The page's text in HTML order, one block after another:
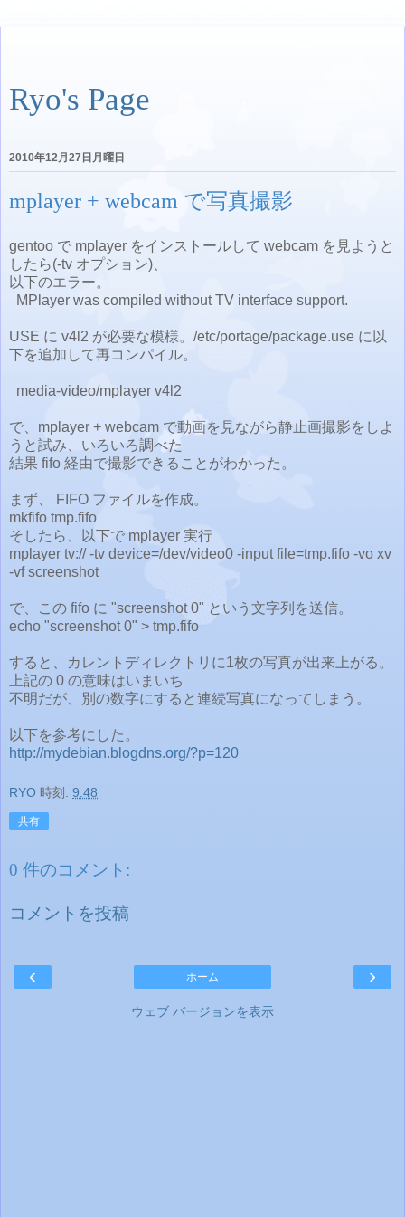
Ryo's Page
2010年12月27日月曜日
mplayer + webcam で写真撮影
gentoo で mplayer をインストールして webcam を見ようと
したら(-tv オプション)、
以下のエラー。
MPlayer was compiled without TV interface support.
USE に v4l2 が必要な模様。/etc/portage/package.use に以
下を追加して再コンパイル。
media-video/mplayer v4l2
で、mplayer + webcam で動画を見ながら静止画撮影をしよ
うと試み、いろいろ調べた
結果 fifo 経由で撮影できることがわかった。
まず、 FIFO ファイルを作成。
mkfifo tmp.fifo
そしたら、以下で mplayer 実行
mplayer tv:// -tv device=/dev/video0 -input file=tmp.fifo -vo xv
-vf screenshot
で、この fifo に "screenshot 0" という文字列を送信。
echo "screenshot 0" > tmp.fifo
すると、カレントディレクトリに1枚の写真が出来上がる。
上記の 0 の意味はいまいち
不明だが、別の数字にすると連続写真になってしまう。
以下を参考にした。
http://mydebian.blogdns.org/?p=120
RYO 時刻: 9:48
共有
0 件のコメント:
コメントを投稿
‹ ›
ホーム
ウェブ バージョンを表示